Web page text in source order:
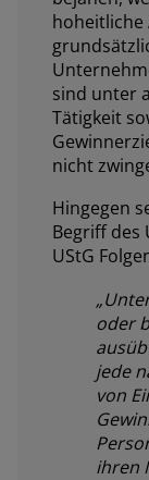
sind unter
Tätigkeit
nicht
Hingegen
Begriff des
UStG
„
oder
jede
von
ihren